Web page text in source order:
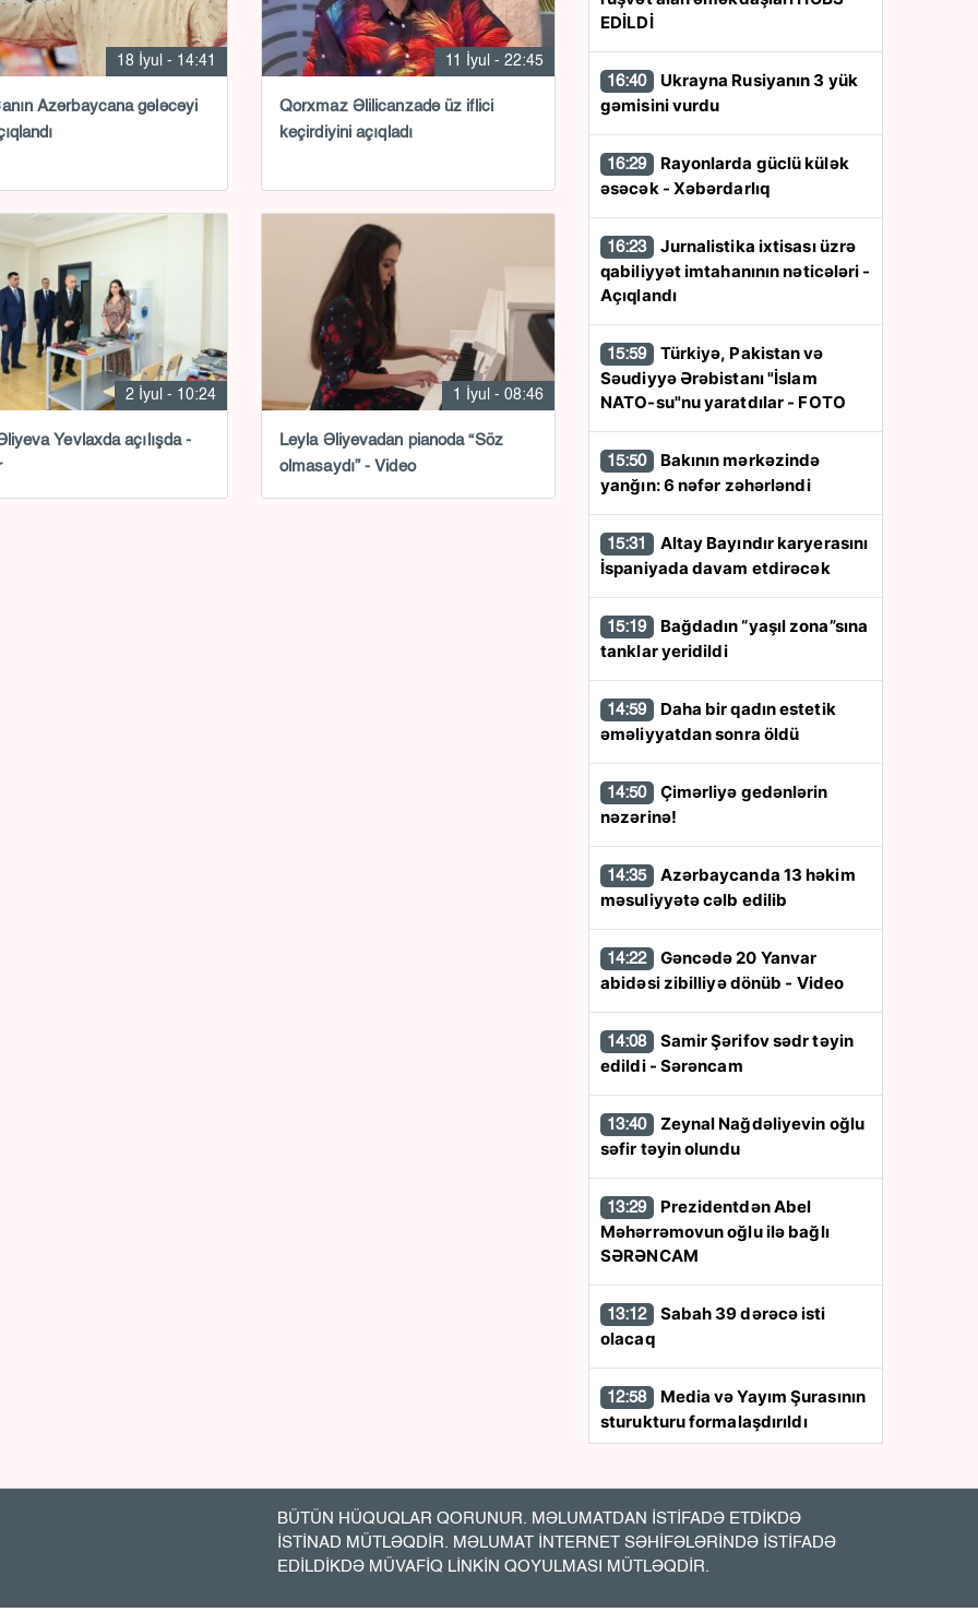
18 İyul - 14:41
Azərbaycana gələcəyi
11 İyul - 22:45
Qorxmaz Əlilicanzadə üz iflici
keçirdiyini açıqladı
2 İyul - 10:24
Yevlaxda açılışda -
1 İyul - 08:46
Leyla Əliyevadan pianoda “Söz
olmasaydı” - Video
EDİLDİ
16:40
gəmisini vurdu
16:29
əsəcək - Xəbərdarlıq
16:23
qabiliyyət imtahanının nəticələri -
Açıqlandı
15:59
Səudiyyə Ərəbistanı "İslam
NATO-su"nu yaratdılar - FOTO
15:50
yanğın: 6 nəfər zəhərləndi
15:31
İspaniyada davam etdirəcək
15:19
tanklar yeridildi
14:59
əməliyyatdan sonra öldü
14:50
nəzərinə!
14:35
məsuliyyətə cəlb edilib
14:22
abidəsi zibilliyə dönüb - Video
14:08
edildi - Sərəncam
13:40
səfir təyin olundu
13:29
Məhərrəmovun oğlu ilə bağlı
SƏRƏNCAM
13:12
olacaq
12:58
sturukturu formalaşdırıldı
azərbaycanlıların olduğu gəmiyə
PUA hücumu - Anbaan- Video
meyiti tapıldı
BÜTÜN HÜQUQLAR QORUNUR. MƏLUMATDAN İSTİFADƏ ETDİKDƏ
İSTİNAD MÜTLƏQDİR. MƏLUMAT İNTERNET SƏHİFƏLƏRİNDƏ İSTİFADƏ
EDİLDİKDƏ MÜVAFİQ LİNKİN QOYULMASI MÜTLƏQDİR.